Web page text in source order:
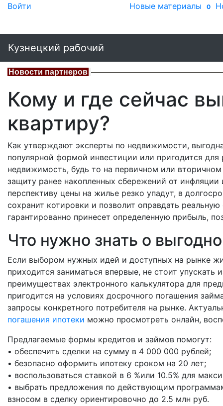
Войти Новые материалы 0
Кузнецкий рабочий
Новости партнеров
Кому и где сейчас
квартиру?
Как утверждают эксперты по недвижимости,
популярной формой инвестиции или пригодится
недвижимость, будь то на первичном или
защиту ранее накопленных сбережений от
перспективу цены на жилье резко упадут, в
сохранит котировки и позволит оправдать
гарантированно принесет определенную прибыль,
Что нужно знать о
Если выбором нужных идей и доступных на рынке
приходится заниматься впервые, не стоит
преимуществах электронного калькулятора для
пригодится на условиях досрочного погашения
запросы конкретного потребителя на рынке.
погашения ипотеки можно просмотреть онлайн,
Предлагаемые формы кредитов и займов помогут:
• обеспечить сделки на сумму в 4 000 000 рублей;
• безопасно оформить ипотеку сроком на 20 лет;
• воспользоваться ставкой в 6 %или 10.5% для
• выбрать предложения по действующим
взносом в сделку ориентировочно до 2.5 млн руб.